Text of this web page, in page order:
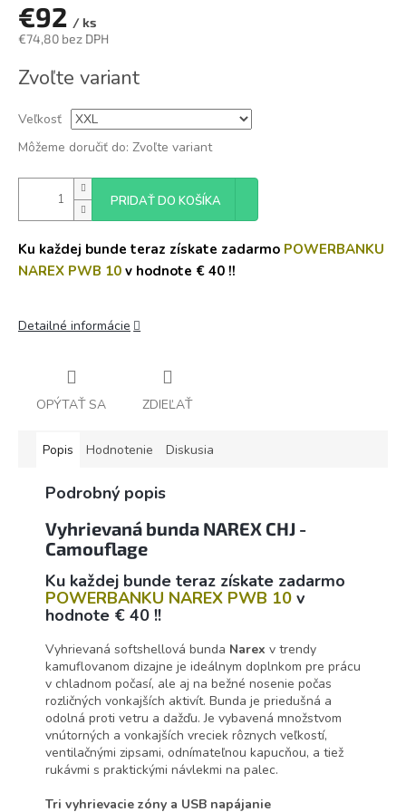
€92 / ks
€74,80 bez DPH
cena:
Zvoľte variant
Veľkosť
Môžeme doručiť do: Zvoľte variant
PRIDAŤ DO KOŠÍKA
Ku každej bunde teraz získate zadarmo POWERBANKU
NAREX PWB 10 v hodnote € 40 !!
Detailné informácie
OPÝTAŤ SA ZDIEĽAŤ
Popis Hodnotenie Diskusia
Podrobný popis
Vyhrievaná bunda NAREX CHJ -
Camouflage
Ku každej bunde teraz získate zadarmo
POWERBANKU NAREX PWB 10 v
hodnote € 40 !!
Vyhrievaná softshellová bunda Narex v trendy
kamuflovanom dizajne je ideálnym doplnkom pre prácu
v chladnom počasí, ale aj na bežné nosenie počas
rozličných vonkajších aktivít. Bunda je priedušná a
odolná proti vetru a dažďu. Je vybavená množstvom
vnútorných a vonkajších vreciek rôznych veľkostí,
ventilačnými zipsami, odnímateľnou kapucňou, a tiež
rukávmi s praktickými návlekmi na palec.
Tri vyhrievacie zóny a USB napájanie